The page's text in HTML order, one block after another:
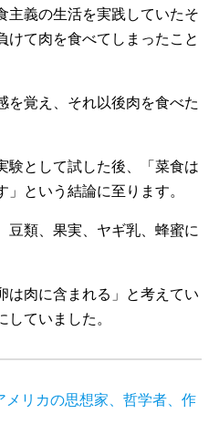
主義の生活を実践していたそ
けて肉を食べてしまったこと
を覚え、それ以後肉を食べた
験として試した後、「菜食は
という結論に至ります。
豆類、果実、ヤギ乳、蜂蜜に
は肉に含まれる」と考えてい
ていました。
リカの思想家、哲学者、作